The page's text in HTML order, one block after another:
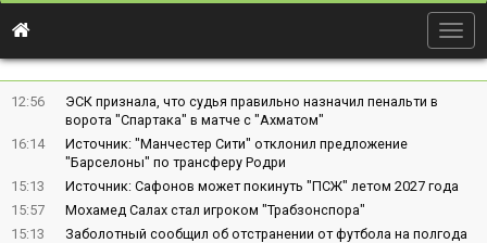
12:56
ЭСК признала, что судья правильно назначил пенальти в
ворота "Спартака" в матче с "Ахматом"
16:14
Источник: "Манчестер Сити" отклонил предложение
"Барселоны" по трансферу Родри
15:13
Источник: Сафонов может покинуть "ПСЖ" летом 2027 года
15:57
Мохамед Салах стал игроком "Трабзонспора"
15:13
Заболотный сообщил об отстранении от футбола на полгода